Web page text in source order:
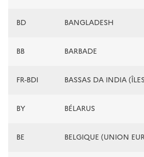
BD BANGLADESH
BB BARBADE
FR-BDI BASSAS DA INDIA
BY BÉLARUS
BE BELGIQUE (UNION